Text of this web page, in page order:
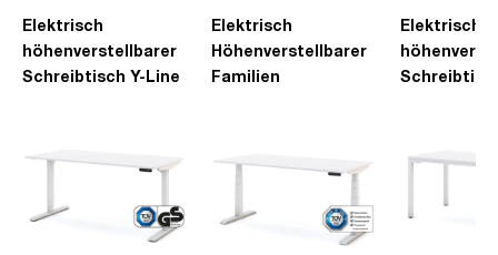
Elektrisch
höhenverstellbarer
Schreibtisch Y-Line
die ganze Familie
Elektrisch
Höhenverstellbarer
Familien
Ideen
Elektrisch